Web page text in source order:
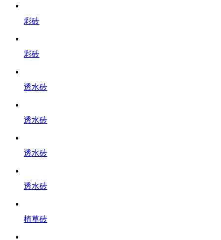
彩砖
彩砖
透水砖
透水砖
透水砖
透水砖
植草砖